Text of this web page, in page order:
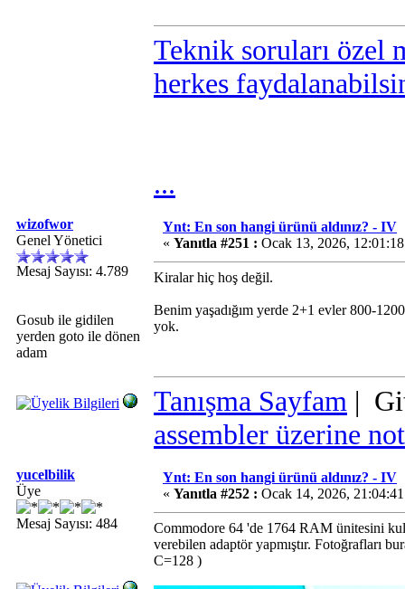
Teknik soruları özel
herkes
...
wizofwor
Genel Yönetici
Mesaj Sayısı: 4.789
Gosub ile gidilen
yerden goto ile dönen
adam
Ynt: En son hangi ürünü aldınız? - IV
« Yanıtla #251 : Ocak 13, 2026,
Kiralar hiç hoş değil.
Benim yaşadığım yerde 2+1 evler 800-
yok.
Tanışma Sayfam |
assembler üzerine
yucelbilik
Üye
Mesaj Sayısı: 484
Ynt: En son hangi ürünü aldınız? - IV
« Yanıtla #252 : Ocak 14, 2026,
Commodore 64 'de 1764 RAM ünitesini
verebilen adaptör yapmıştır. Fotoğrafları
C=128 )